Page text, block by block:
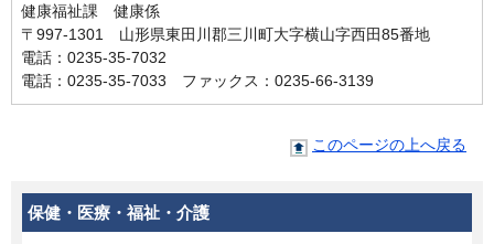
健康福祉課 健康係
〒997-1301 山形県東田川郡三川町大字横山字西田85番地
電話：0235-35-7032
電話：0235-35-7033 ファックス：0235-66-3139
このページの上へ戻る
保健・医療・福祉・介護